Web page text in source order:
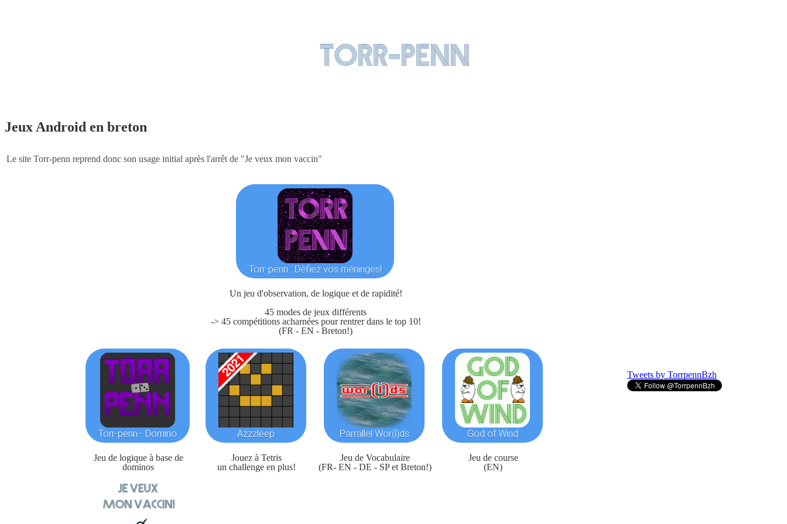
Torr-penn
Jeux Android en breton
Le site Torr-penn reprend donc son usage initial après l'arrêt de "Je veux mon vaccin"
Torr-penn : Défiez vos méninges!
Un jeu d'observation, de logique et de rapidité!
45 modes de jeux différents
-> 45 compétitions acharnées pour rentrer dans le top 10!
(FR - EN - Breton!)
Torr-penn - Domino
Jeu de logique à base de
dominos
Azzzleep
Jouez à Tetris
un challenge en plus!
Parrallel Wor(l)ds
Jeu de Vocabulaire
(FR- EN - DE - SP et Breton!)
God of Wind
Jeu de course
(EN)
Tweets by TorrpennBzh